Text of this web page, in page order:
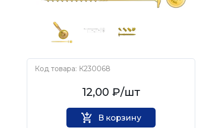
Код товара: К230068
Нет бренда12,00 ₽/шт
В корзину